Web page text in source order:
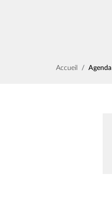
Fil d'Ariane
Accueil Agenda